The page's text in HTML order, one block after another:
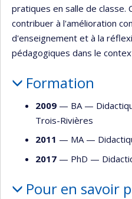
pratiques en salle de
contribuer à l'amélioration
d'enseignement et à la
pédagogiques dans le
Formation
2009 — BA —
Trois-Rivières
2011 — MA —
2017 — PhD —
Pour en savoir